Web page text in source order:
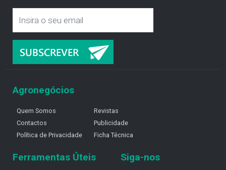
Agronegócios
Quem Somos
Contactos
Política de Privacidade
Revistas
Publicidade
Ficha Técnica
Ferramentas Úteis Siga-nos